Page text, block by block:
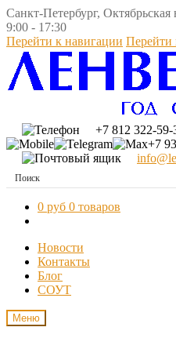
Санкт-Петербург,
9:00 - 17:30
Перейти к навигации Перейти
+7 812 322-59-
+7
0 руб 0 товаров
Новости
Контакты
Блог
СОУТ
Меню